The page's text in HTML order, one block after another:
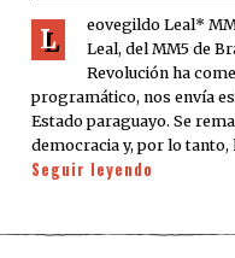
L
eovegildo Leal*
Leal, del MM5 de
Revolución ha
programático, nos envía
Estado paraguayo. Se
democracia y, por lo tanto,
Seguir leyendo